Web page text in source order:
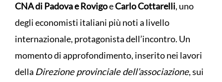
CNA di Padova e RovigoeCarlo Cottarelli, uno
degli economisti italiani più noti a livello
internazionale, protagonista dell’incontro. Un
momento di approfondimento, inserito nei lavori
della Direzione provinciale dell’associazione, sui